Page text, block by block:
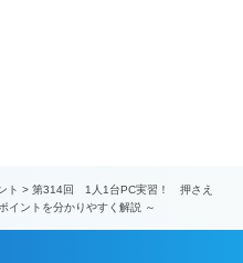
ト > 第314回 1人1台PC実習！ 押さえ
イントを分かりやすく解説 ～